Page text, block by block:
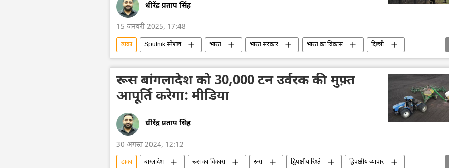
धीरेंद्र प्रताप सिंह
15 जनवरी 2025, 17:48
ढाका Sputnik स्पेशल भारत भारत सरकार भारत का विकास
दिल्ली
बांग्लादेश
हसीना शेख द्विपक्षीय रिश्ते सीमा विवाद
रूस बांगलादेश को 30,000 टन उर्वरक की मुफ़्त
आपूर्ति करेगा: मीडिया
धीरेंद्र प्रताप सिंह
30 अगस्त 2024, 12:12
ढाका बांग्लादेश रूस का विकास रूस द्विपक्षीय रिश्ते
द्विपक्षीय व्यापार